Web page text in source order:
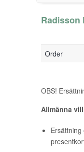
Radisson
Order
OBS!
Allmänna